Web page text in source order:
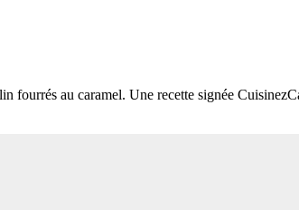
fourrés au caramel. Une recette signée